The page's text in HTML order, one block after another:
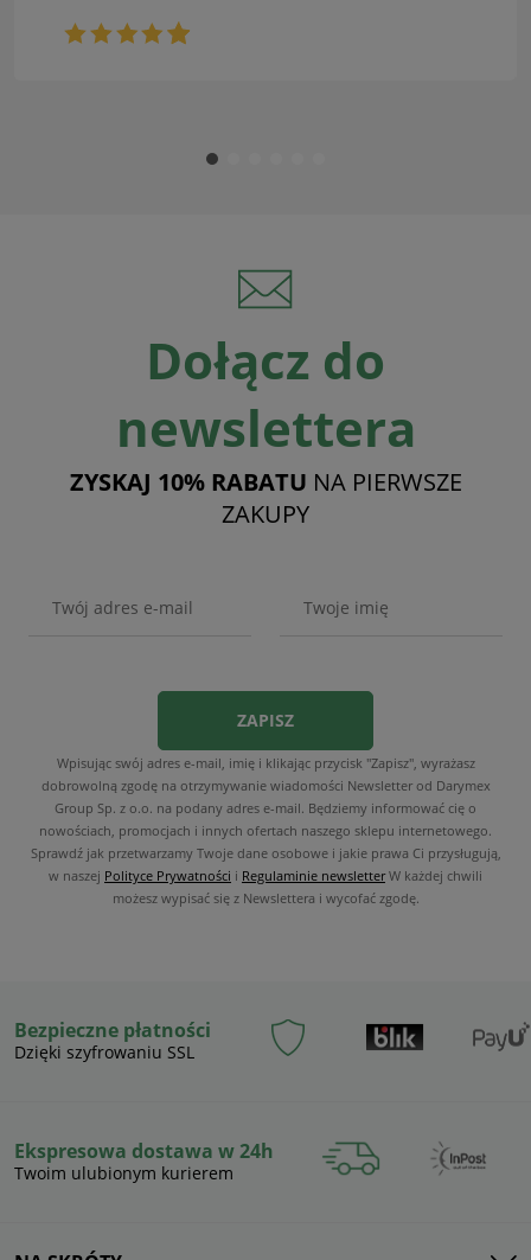
Dołącz do
newslettera
ZYSKAJ 10% RABATU NA PIERWSZE
ZAKUPY
ZAPISZ
Wpisując swój adres e-mail, imię i klikając przycisk "Zapisz", wyrażasz
dobrowolną zgodę na otrzymywanie wiadomości Newsletter od Darymex
Group Sp. z o.o. na podany adres e-mail. Będziemy informować cię o
nowościach, promocjach i innych ofertach naszego sklepu internetowego.
Sprawdź jak przetwarzamy Twoje dane osobowe i jakie prawa Ci przysługują,
w naszej Polityce Prywatności i Regulaminie newsletterW każdej chwili
możesz wypisać się z Newslettera i wycofać zgodę.
Bezpieczne płatności
Dzięki szyfrowaniu SSL
Ekspresowa dostawa w 24h
Twoim ulubionym kurierem